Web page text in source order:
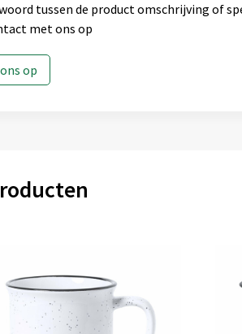
tussen de product omschrijving of
met ons op
op